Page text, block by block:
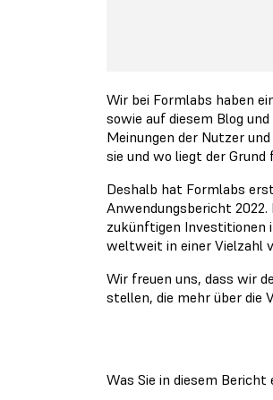
Wir bei Formlabs haben
sowie auf diesem Blog
Meinungen der Nutzer
sie und wo liegt der Grund
Deshalb hat Formlabs
Anwendungsbericht
zukünftigen Investitionen
weltweit in einer Vielzahl
Wir freuen uns, dass wir
stellen, die mehr über die
Was Sie in diesem Bericht